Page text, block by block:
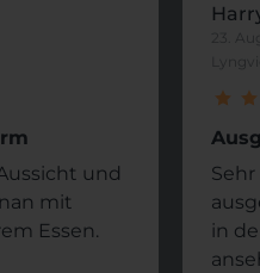
und
mit
Essen.
in